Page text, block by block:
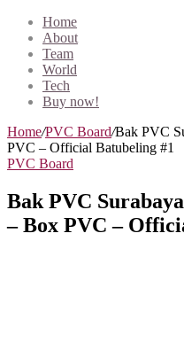
Home
About
Team
World
Tech
Buy now!
Home/PVC Board/Bak PVC
PVC – Official Batubeling #1
PVC Board
Bak PVC
– Box PVC –